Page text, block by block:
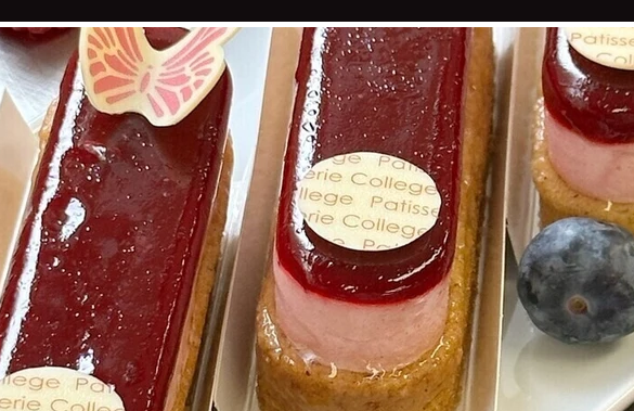
LIMBURGSE VLAAI LIMBURGSE VLAAI EUROPESE ERKENNING
CHOCOLADE OVER LAMERS BANKET